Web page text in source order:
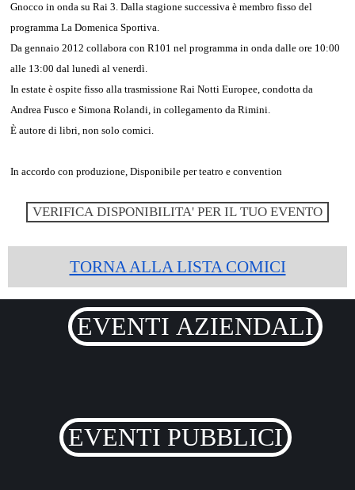
Gnocco in onda su Rai 3. Dalla stagione successiva è membro fisso del
programma La Domenica Sportiva.
Da gennaio 2012 collabora con R101 nel programma in onda dalle ore 10:00
alle 13:00 dal lunedì al venerdì.
In estate è ospite fisso alla trasmissione Rai Notti Europee, condotta da
Andrea Fusco e Simona Rolandi, in collegamento da Rimini.
È autore di libri, non solo comici.
In accordo con produzione, Disponibile per teatro e convention
VERIFICA DISPONIBILITA' PER IL TUO EVENTO
TORNA ALLA LISTA COMICI
EVENTI AZIENDALI
EVENTI PUBBLICI